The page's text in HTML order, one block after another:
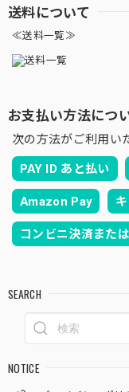
送料について
≪送料一覧≫
お支払い方法につ
次の方法がご利用い
PAY ID あと払い
Amazon Pay
コンビニ決済また
SEARCH
NOTICE